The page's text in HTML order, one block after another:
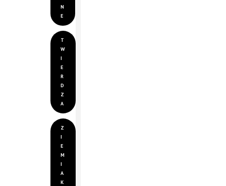
N
E
T
W
I
E
R
D
Z
A
Z
I
E
M
I
A
K